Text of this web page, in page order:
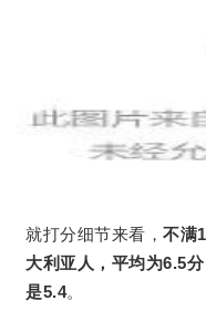
就打分细节来看，不满
大利亚人，平均为6.5
是5.4。